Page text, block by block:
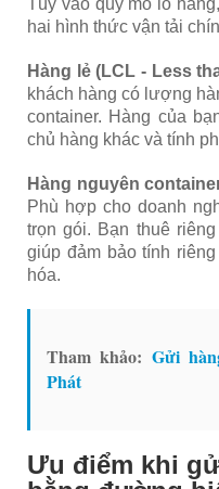
hai hình thức vận tải
Hàng lẻ (LCL - Less
khách hàng có lượng
container. Hàng của
chủ hàng khác và tính
Hàng nguyên
Phù hợp cho doanh
trọn gói. Bạn thuê
giúp đảm bảo tính
hóa.
Tham khảo: Gửi
Phát
Ưu điểm khi